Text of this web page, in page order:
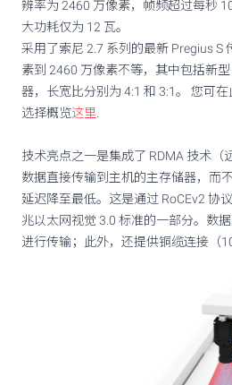
辨率为 2460 万像素，帧频超过每秒
大功耗仅为 12 瓦。
采用了索尼 2.7 系列的最新 Pregius S
素到 2460 万像素不等，其中包括新
器，长宽比分别为 4:1 和 3:1。 您可
选择概览这里.
技术亮点之一是集成了 RDMA 技术（
数据直接传输到主机的主存储器，而
延迟降至最低。这是通过 RoCEv2 协
兆以太网视觉 3.0 标准的一部分。数
进行传输；此外，还提供铜缆连接（